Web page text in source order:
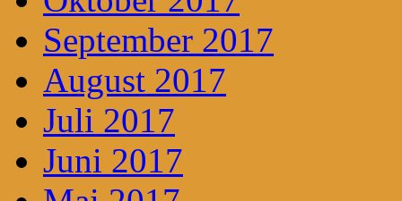
September 2017
August 2017
Juli 2017
Juni 2017